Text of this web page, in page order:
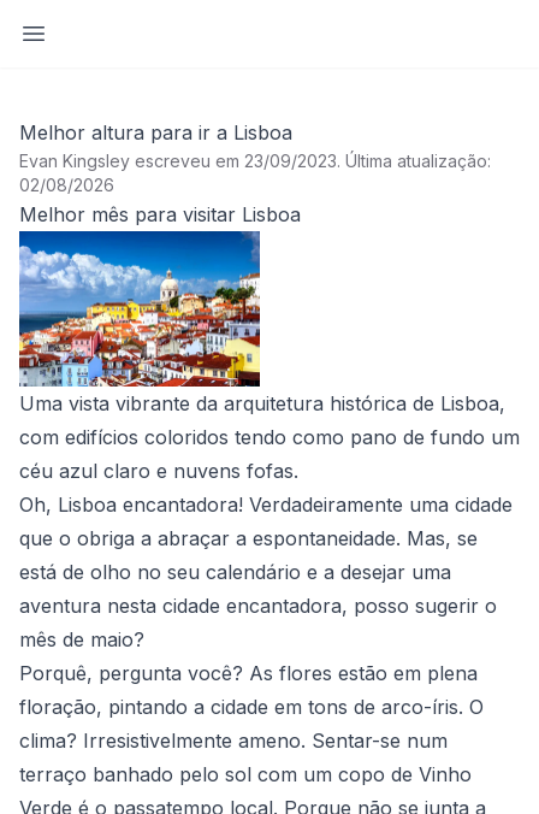
Abrir barra lateral
Melhor altura para ir a Lisboa
Evan Kingsley escreveu em 23/09/2023. Última atualização:
02/08/2026
Melhor mês para visitar Lisboa
Uma vista vibrante da arquitetura histórica de Lisboa,
com edifícios coloridos tendo como pano de fundo um
céu azul claro e nuvens fofas.
Oh, Lisboa encantadora! Verdadeiramente uma cidade
que o obriga a abraçar a espontaneidade. Mas, se
está de olho no seu calendário e a desejar uma
aventura nesta cidade encantadora, posso sugerir o
mês de maio?
Porquê, pergunta você? As flores estão em plena
floração, pintando a cidade em tons de arco-íris. O
clima? Irresistivelmente ameno. Sentar-se num
terraço banhado pelo sol com um copo de Vinho
Verde é o passatempo local. Porque não se junta a